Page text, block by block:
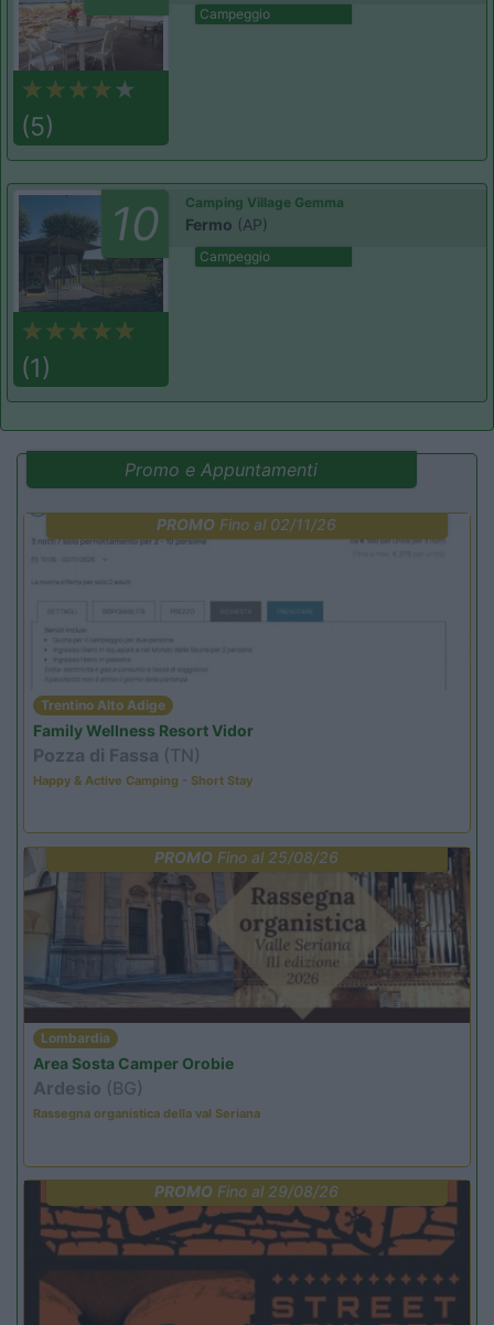
(5)
Campeggio
10
(1)
Camping Village Gemma
Fermo (AP)
Campeggio
Promo e Appuntamenti
PROMO Fino al 02/11/26
Trentino Alto Adige
Family Wellness Resort Vidor
Pozza di Fassa (TN)
Happy & Active Camping - Short Stay
PROMO Fino al 25/08/26
Lombardia
Area Sosta Camper Orobie
Ardesio (BG)
Rassegna organistica della val Seriana
PROMO Fino al 29/08/26